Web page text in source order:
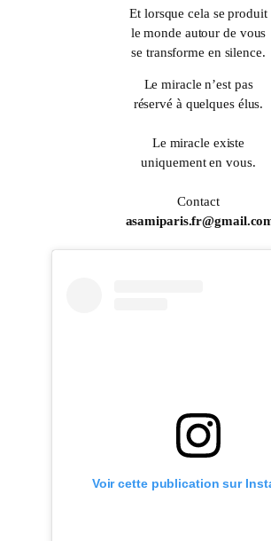
Et lorsque cela se produit
le monde autour de vous
se transforme en silence.
Le miracle n’est pas
réservé à quelques élus.
Le miracle existe
uniquement en vous.
Contact
Voir cette publication sur